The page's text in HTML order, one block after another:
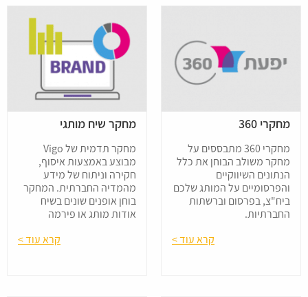
מחקרי 360
מחקרי 360 מתבססים על
מחקר משולב הבוחן את כלל
הנתונים השיווקיים
והפרסומיים על המותג שלכם
ביח"צ, בפרסום וברשתות
החברתיות.
קרא עוד >
מחקר שיח מותגי
מחקר תדמית של Vigo
מבוצע באמצעות איסוף,
חקירה וניתוח של מידע
מהמדיה החברתית. המחקר
בוחן אופנים שונים בשיח
אודות מותג או פירמה
קרא עוד >